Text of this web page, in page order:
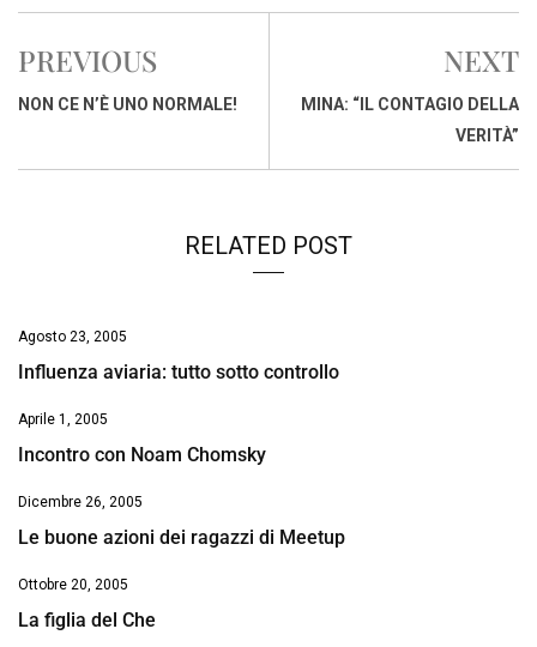
c
b
o
a
s
A
n
d
r
d
a
p
i
i
PREVIOUS
NON CE N’È UNO NORMALE!
NEXT
MINA: “IL CONTAGIO DELLA
VERITÀ”
RELATED POST
Agosto 23, 2005
Influenza aviaria: tutto sotto controllo
Aprile 1, 2005
Incontro con Noam Chomsky
Dicembre 26, 2005
Le buone azioni dei ragazzi di Meetup
Ottobre 20, 2005
La figlia del Che